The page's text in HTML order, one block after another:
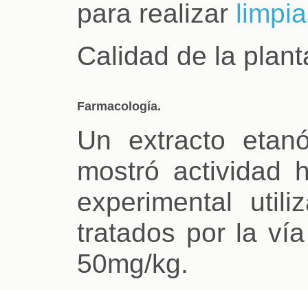
para realizar
Calidad de la
Farmacología.
Un extracto
mostró actividad
experimental
tratados por la
50mg/kg.